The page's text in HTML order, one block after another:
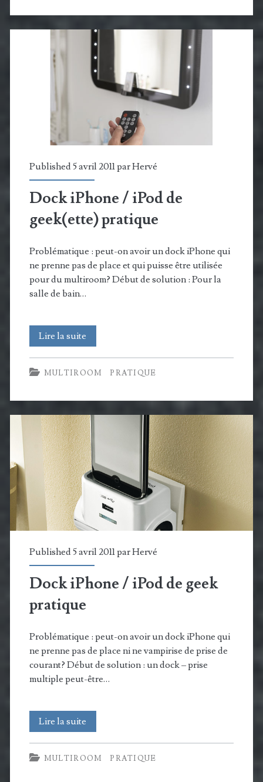
iPod
pratique
Published 5 avril 2011 parHervé
Dock iPhone / iPod de
geek(ette) pratique
Problématique : peut-on avoir un dock iPhone qui
ne prenne pas de place et qui puisse être utilisée
pour du multiroom? Début de solution : Pour la
salle de bain…
Lire la suite
iPhone
/
iPod
de
geek(ette)
pratique
MULTIROOM PRATIQUE
Published 5 avril 2011 parHervé
Dock iPhone / iPod de geek
pratique
Problématique : peut-on avoir un dock iPhone qui
ne prenne pas de place ni ne vampirise de prise de
courant? Début de solution : un dock – prise
multiple peut-être…
Lire la suite
iPhone
/
MULTIROOM PRATIQUE